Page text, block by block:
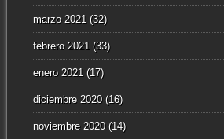
marzo 2021 (32)
febrero 2021 (33)
enero 2021 (17)
diciembre 2020(16)
noviembre 2020(14)